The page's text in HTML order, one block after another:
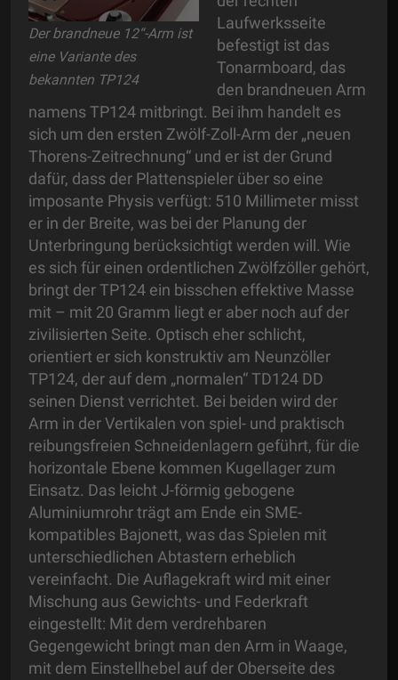
Der brandneue 12“-Arm ist
eine Variante des
bekannten TP124
Laufwerksseite
befestigt ist das
Tonarmboard, das
den brandneuen Arm
namens TP124 mitbringt. Bei ihm handelt es
sich um den ersten Zwölf-Zoll-Arm der „neuen
Thorens-Zeitrechnung“ und er ist der Grund
dafür, dass der Plattenspieler über so eine
imposante Physis verfügt: 510 Millimeter misst
er in der Breite, was bei der Planung der
Unterbringung berücksichtigt werden will. Wie
es sich für einen ordentlichen Zwölfzöller gehört,
bringt der TP124 ein bisschen effektive Masse
mit – mit 20 Gramm liegt er aber noch auf der
zivilisierten Seite. Optisch eher schlicht,
orientiert er sich konstruktiv am Neunzöller
TP124, der auf dem „normalen“ TD124 DD
seinen Dienst verrichtet. Bei beiden wird der
Arm in der Vertikalen von spiel- und praktisch
reibungsfreien Schneidenlagern geführt, für die
horizontale Ebene kommen Kugellager zum
Einsatz. Das leicht J-förmig gebogene
Aluminiumrohr trägt am Ende ein SME-
kompatibles Bajonett, was das Spielen mit
unterschiedlichen Abtastern erheblich
vereinfacht. Die Auflagekraft wird mit einer
Mischung aus Gewichts- und Federkraft
eingestellt: Mit dem verdrehbaren
Gegengewicht bringt man den Arm in Waage,
mit dem Einstellhebel auf der Oberseite des